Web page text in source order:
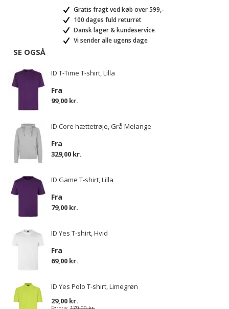
Gratis fragt ved køb over 599,-
100 dages fuld returret
Dansk lager & kundeservice
Vi sender alle ugens dage
SE OGSÅ
ID T-Time T-shirt, Lilla
Fra
99,00 kr.
ID Core hættetrøje, Grå Melange
Fra
329,00 kr.
ID Game T-shirt, Lilla
Fra
79,00 kr.
ID Yes T-shirt, Hvid
Fra
69,00 kr.
ID Yes Polo T-shirt, Limegrøn
29,00 kr.